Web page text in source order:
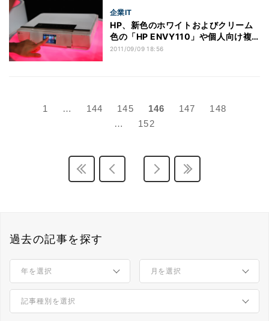
企業IT
HP、新色のホワイトおよびクリーム
色の「HP ENVY110」や個人向け複
合機
2011/09/09 18:56
1 … 144 145 146 147
148
…
152
過去の記事を探す